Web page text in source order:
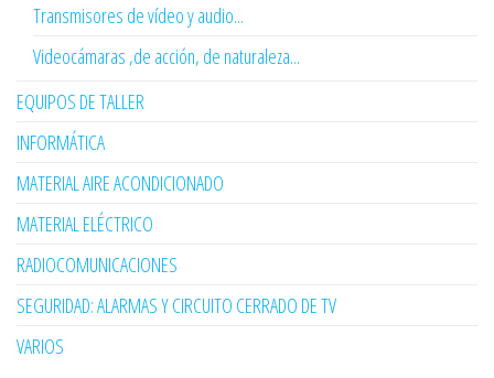
Transmisores de vídeo y audio...
Videocámaras ,de acción, de naturaleza...
EQUIPOS DE TALLER
INFORMÁTICA
MATERIAL AIRE ACONDICIONADO
MATERIAL ELÉCTRICO
RADIOCOMUNICACIONES
SEGURIDAD: ALARMAS Y CIRCUITO CERRADO DE TV
VARIOS